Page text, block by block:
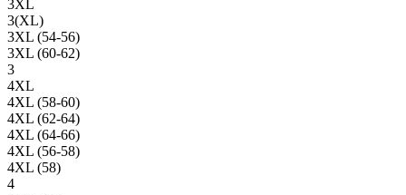
3XL
3(XL)
3XL (54-56)
3XL (60-62)
3
4XL
4XL (58-60)
4XL (62-64)
4XL (64-66)
4XL (56-58)
4XL (58)
4